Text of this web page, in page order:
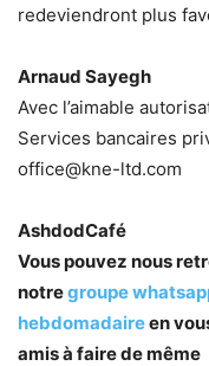
redeviendront plus
Arnaud Sayegh
Avec l’aimable
Services bancaires
office@kne-ltd.com
AshdodCafé
Vous pouvez nous
notregroupe
hebdomadaireen
amis à faire de même